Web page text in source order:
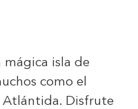
mágica isla de
como el
Atlántida. Disfrute